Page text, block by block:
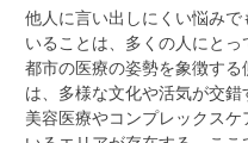
他人に言い出しにくい悩み
いることは、多くの人にと
都市の医療の姿勢を象徴す
は、多様な文化や活気が交
美容医療やコンプレックス